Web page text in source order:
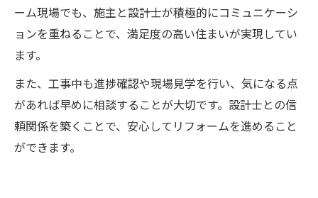
ーム現場でも、施主と設計士が積極的にコミュニケーシ
ョンを重ねることで、満足度の高い住まいが実現してい
ます。
また、工事中も進捗確認や現場見学を行い、気になる点
があれば早めに相談することが大切です。設計士との信
頼関係を築くことで、安心してリフォームを進めること
ができます。